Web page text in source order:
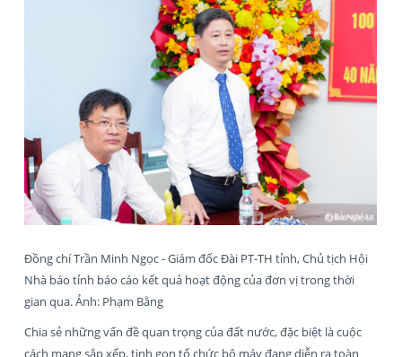
Đồng chí Trần Minh Ngọc - Giám đốc Đài PT-TH tỉnh, Chủ tịch Hội
Nhà báo tỉnh báo cáo kết quả hoạt động của đơn vị trong thời
gian qua. Ảnh: Phạm Bằng
Chia sẻ những vấn đề quan trọng của đất nước, đặc biệt là cuộc
cách mạng sắp xếp, tinh gọn tổ chức bộ máy đang diễn ra toàn